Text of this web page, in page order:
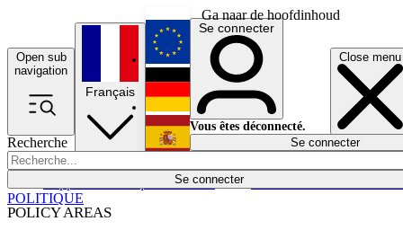
Ga naar de hoofdinhoud
Open sub
navigation
Close menu
Recherche
Se connecter
POLICY AREAS
Économie
Français
English
Deutsch
Español
Se connecter
Vous êtes déconnecté.
Se connecter
POLITIQUE